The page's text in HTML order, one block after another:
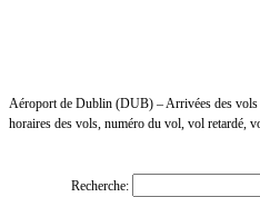
Aéroport de Dublin (DUB) – Arrivées des vols
horaires des vols, numéro du vol, vol retardé,
Recherche: